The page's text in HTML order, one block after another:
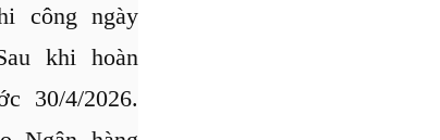
công ngày
khi hoàn
30/4/2026.